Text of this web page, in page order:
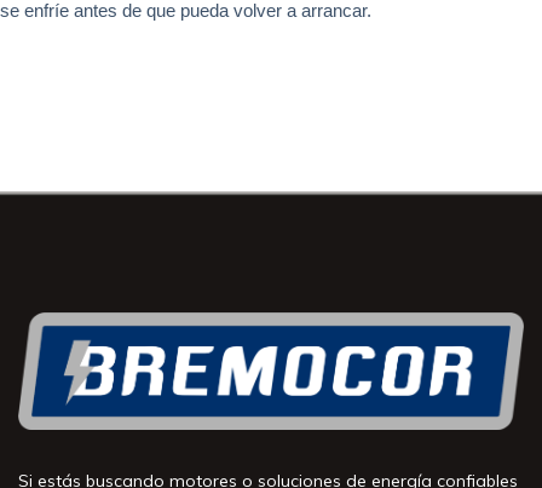
se enfríe antes de que pueda volver a arrancar.
Si estás buscando motores o soluciones de energía confiables